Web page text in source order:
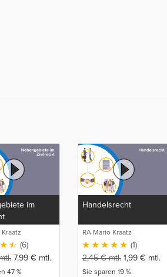
im
Kraatz
(6)
7,99 € mtl.
47 %
Handelsrecht
RA Mario Kraatz
(1)
2,45€mtl. 1,99 € mtl.
Sie sparen 19 %